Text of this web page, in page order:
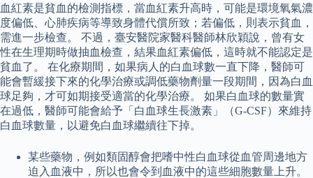
血紅素是貧血的檢測指標，當血紅素升高時，可能是環境氧氣濃
度偏低、心肺疾病等導致身體代償所致；若偏低，則表示貧血，
需進一步檢查。 不過，臺安醫院家醫科醫師林欣穎說，曾有女
性在生理期時做抽血檢查，結果血紅素偏低，這時就不能認定是
貧血了。 在化療期間，如果病人的白血球數一直下降，醫師可
能會暫緩接下來的化學治療或調低藥物劑量一段期間，因為白血
球足夠，才可如期接受適當的化學治療。 如果白血球的數量實
在過低，醫師可能會給予「白血球生長激素」（G-CSF）來維持
白血球數量，以避免白血球繼續往下掉。
某些藥物，例如類固醇會把嗜中性白血球從血管周邊地方
迫入血液中，所以也會令到血液中的這些細胞數量上升。